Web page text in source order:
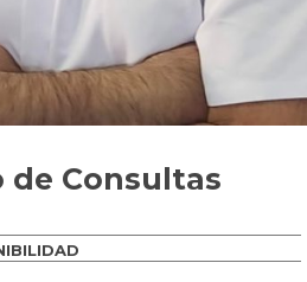
de Consultas